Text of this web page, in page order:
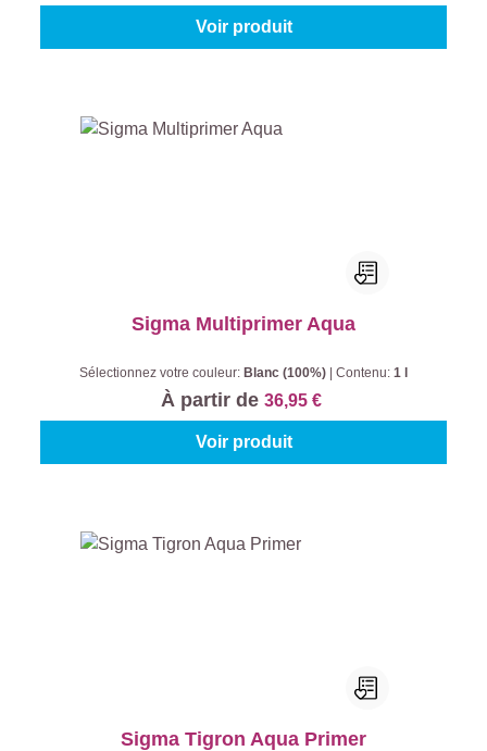
Voir produit
Sigma Multiprimer Aqua
Sélectionnez votre couleur: Blanc (100%) Contenu: 1 l
À partir de 36,95 €
Voir produit
Sigma Tigron Aqua Primer